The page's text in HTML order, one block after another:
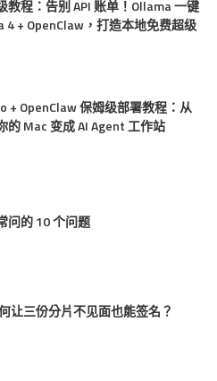
教程：告别 API 账单！Ollama 一键
4 + OpenClaw，打造本地免费超级
+ OpenClaw 保姆级部署教程：从
的 Mac 变成 AI Agent 工作站
问的 10 个问题
让三份分片不见面也能签名？